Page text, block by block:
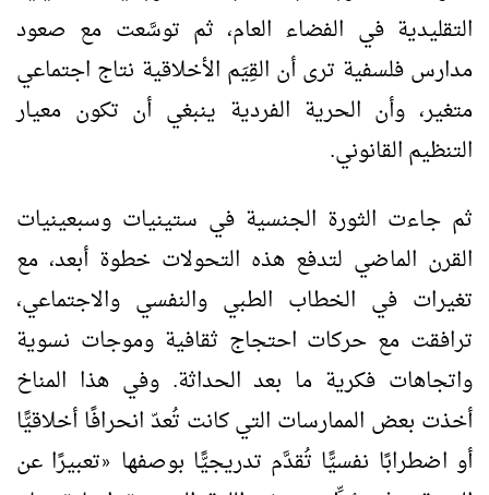
التقليدية في الفضاء العام، ثم توسَّعت مع صعود
مدارس فلسفية ترى أن القِيَم الأخلاقية نتاج اجتماعي
متغير، وأن الحرية الفردية ينبغي أن تكون معيار
التنظيم القانوني.
ثم جاءت الثورة الجنسية في ستينيات وسبعينيات
القرن الماضي لتدفع هذه التحولات خطوة أبعد، مع
تغيرات في الخطاب الطبي والنفسي والاجتماعي،
ترافقت مع حركات احتجاج ثقافية وموجات نسوية
واتجاهات فكرية ما بعد الحداثة. وفي هذا المناخ
أخذت بعض الممارسات التي كانت تُعدّ انحرافًا أخلاقيًّا
أو اضطرابًا نفسيًّا تُقدَّم تدريجيًّا بوصفها
«تعبيرًا عن